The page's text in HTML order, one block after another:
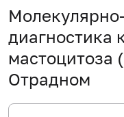
диагностика
мастоцитоза
Отрадном